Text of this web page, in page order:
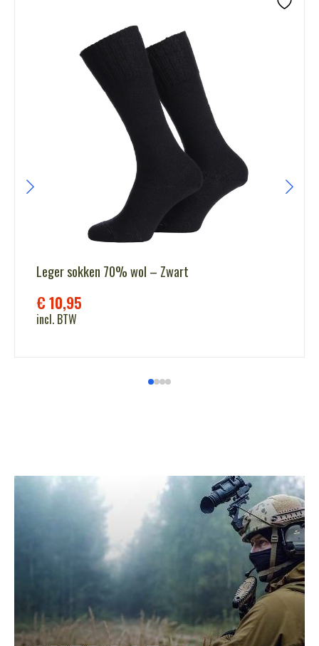
Leger sokken 70% wol – Zwart
€10,95
incl. BTW